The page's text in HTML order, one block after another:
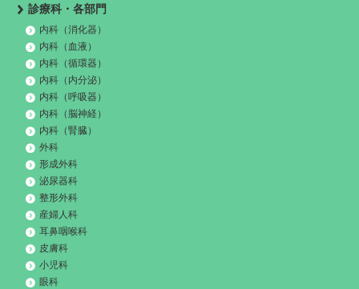
診療科・各部門
内科（消化器）
内科（血液）
内科（循環器）
内科（内分泌）
内科（呼吸器）
内科（脳神経）
内科（腎臓）
外科
形成外科
泌尿器科
整形外科
産婦人科
耳鼻咽喉科
皮膚科
小児科
眼科